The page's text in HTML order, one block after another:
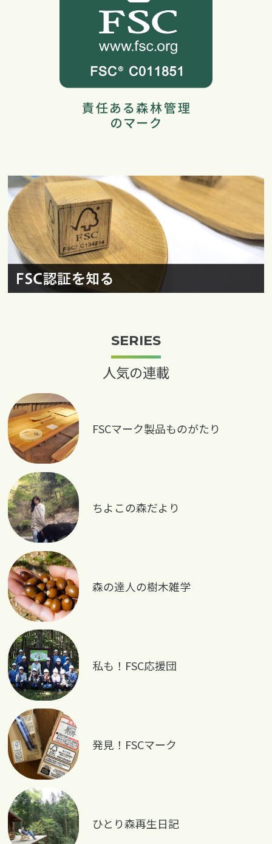
SERIES
人気の連載
FSCマーク製品ものがたり
ちよこの森だより
森の達人の樹木雑学
私も！FSC応援団
発見！FSCマーク
ひとり森再生日記